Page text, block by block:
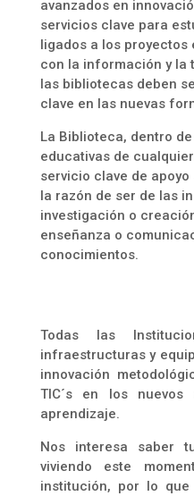
avanzados en
servicios clave para
ligados a los
con la información y la
las bibliotecas deben
clave en las nuevas
La Biblioteca, dentro
educativas de
servicio clave de
la razón de ser de las
investigación o
enseñanza o
conocimientos.
Todas las
infraestructuras y
innovación
TIC´s en los nuevos
aprendizaje.
Nos interesa saber
viviendo este
institución, por lo